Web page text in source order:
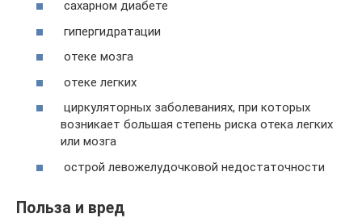
сахарном диабете
гипергидратации
отеке мозга
отеке легких
циркуляторных заболеваниях, при которых
возникает большая степень риска отека легких
или мозга
острой левожелудочковой недостаточности
Польза и вред